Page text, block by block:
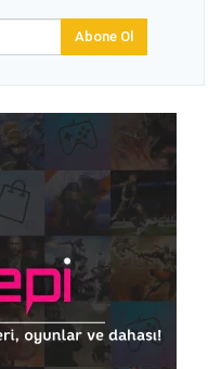
Abone Ol